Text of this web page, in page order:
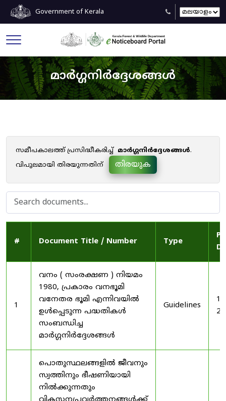
Government of Kerala
മാർഗ്ഗനിർദ്ദേശങ്ങൾ
സമീപകാലത്ത് പ്രസിദ്ധീകരിച്ച് മാർഗ്ഗനിർദ്ദേശങ്ങൾ.
വിപുലമായി തിരയുന്നതിന്
തിരയുക
# Document Title / Number Type
1
വനം ( സംരക്ഷണ ) നിയമം
1980, പ്രകാരം വനഭൂമി
വനേതര ഭൂമി എന്നിവയിൽ
ഉൾപ്പെടുന്ന പദ്ധതികൾ
സംബന്ധിച്ച
മാർഗ്ഗനിർദ്ദേശങ്ങൾ
Guidelines
പൊതുസ്ഥലങ്ങളിൽ ജീവനും
സ്വത്തിനും ഭീഷണിയായി
നിൽക്കുന്നതും